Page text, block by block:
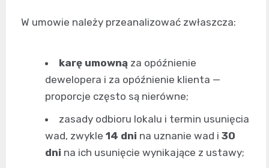
W umowie należy przeanalizować zwłaszcza:
karę umowną za opóźnienie
dewelopera i za opóźnienie klienta —
proporcje często są nierówne;
zasady odbioru lokalu i termin usunięcia
wad, zwykle 14 dni na uznanie wad i 30
dni na ich usunięcie wynikające z ustawy;